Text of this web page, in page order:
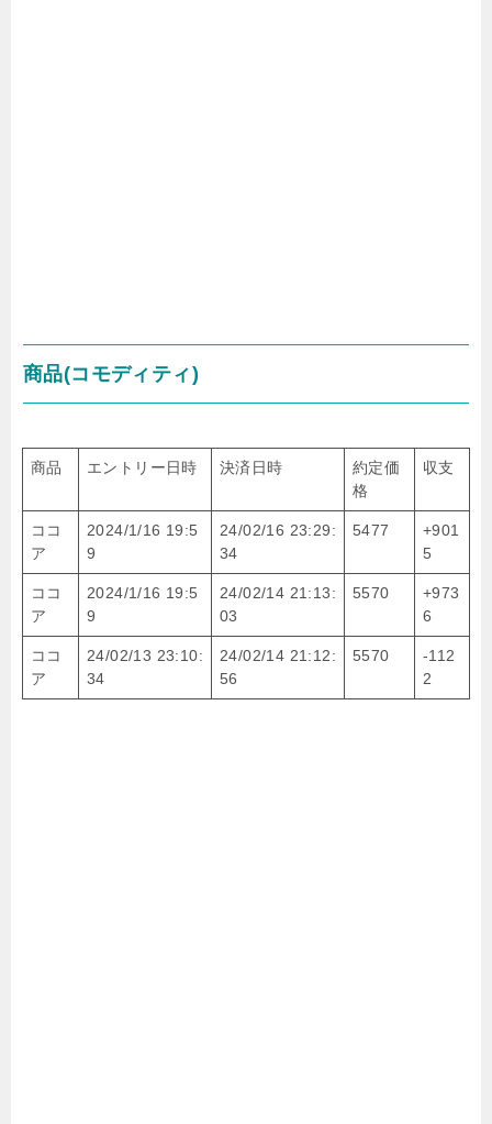
商品(コモディティ)
商品 エントリー日時 決済日時
約定価
格
収支
ココ
ア
2024/1/16 19:5
9
24/02/16 23:29:
34
5477
+901
5
ココ
ア
2024/1/16 19:5
9
24/02/14 21:13:
03
5570
+973
6
ココ
ア
24/02/13 23:10:
34
24/02/14 21:12:
56
5570
-112
2